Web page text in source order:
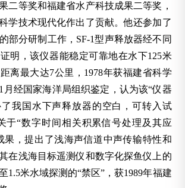
二等奖和福建省水产科技成果二等奖，
学技术现代化作出了贡献。他还参加了
部分研制工作，SF-1型声释放器经不同
明，该仪器能稳定可靠地在水下125米
离最大达7公里，1978年获福建省科学
月经国家海洋局组织鉴定，认为该“仪器
我国水下声释放器的空白，可转入试
于“数字时间相关积累信号处理及其应
果，提出了浅海声信道中声传输特性和
在浅海目标遥测仪和数字化探鱼仪上的
1.5米水域探测的“禁区”，获1989年福建